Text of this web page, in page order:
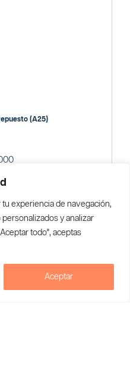
experiencia de navegación,
y analizar
todo", aceptas
Aceptar
(A25)
carrito
Colombia: